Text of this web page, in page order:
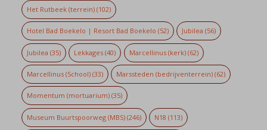
Het Rutbeek (terrein)(102)
Hotel Bad Boekelo | Resort Bad Boekelo (52) Jubilea (56)
Jubilea (35) Lekkages (40) Marcellinus (kerk)(62)
Marcellinus (School)(33) Marssteden (bedrijventerrein) (62)
Momentum (mortuarium)(35)
Museum Buurtspoorweg (MBS)(246) N18 (113)